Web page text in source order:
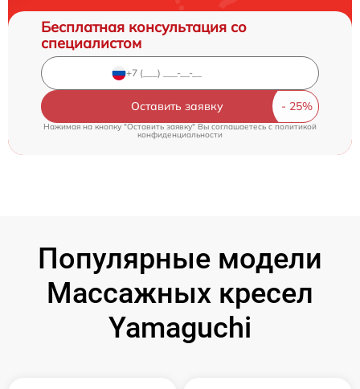
Бесплатная консультация со
специалистом
Оставить заявку
Нажимая на кнопку "Оставить заявку" Вы соглашаетесь cполитикой
конфиденциальности
Популярные модели
Массажных кресел
Yamaguchi